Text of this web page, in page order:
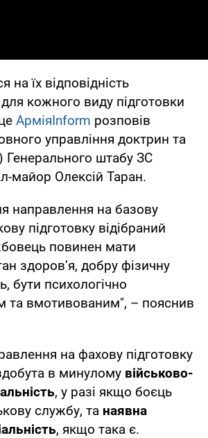
на їх відповідність
кожного виду підготовки
АрміяInform розповів
управління доктрин та
Генерального штабу ЗС
майор Олексій Таран.
направлення на базову
підготовку відібраний
повинен мати
здоров’я, добру фізичну
бути психологічно
та вмотивованим", – пояснив
на фахову підготовку
в минулому військово-
, у разі якщо боєць
службу, та наявна
, якщо така є.